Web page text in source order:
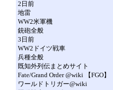
2日前
地雷
WW2米軍機
銃砲全般
3日前
WW2ドイツ戦車
兵種全般
既知外列伝まとめサイト
Fate/Grand Order @wiki 【FGO】
ワールドトリガー@wiki